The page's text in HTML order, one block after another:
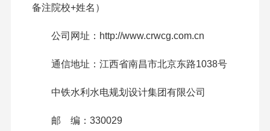
备注院校+姓名）
公司网址：http://www.crwcg.com.cn
通信地址：江西省南昌市北京东路1038号
中铁水利水电规划设计集团有限公司
邮 编：330029